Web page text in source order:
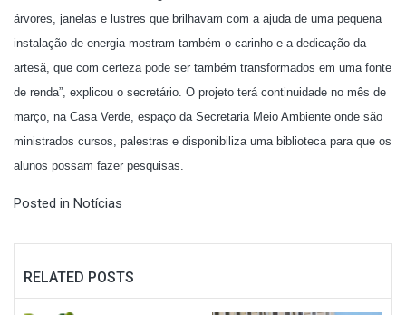
árvores, janelas e lustres que brilhavam com a ajuda de uma pequena
instalação de energia mostram também o carinho e a dedicação da
artesã, que com certeza pode ser também transformados em uma fonte
de renda”, explicou o secretário. O projeto terá continuidade no mês de
março, na Casa Verde, espaço da Secretaria Meio Ambiente onde são
ministrados cursos, palestras e disponibiliza uma biblioteca para que os
alunos possam fazer pesquisas.
Posted in Notícias
RELATED POSTS